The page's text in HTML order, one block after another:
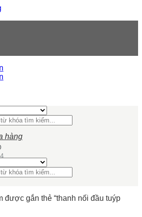
hàng
được gắn thẻ “thanh nối đầu tuýp